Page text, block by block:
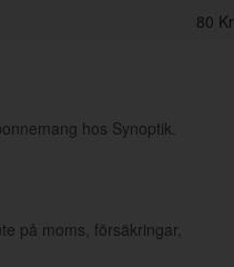
80 Kr
hos Synoptik.
på moms, försäkringar,